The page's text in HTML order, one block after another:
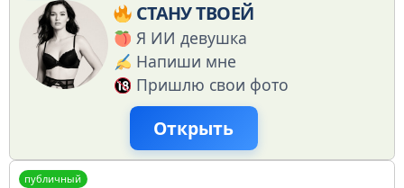
СТАНУ ТВОЕЙ
Я ИИ девушка
Напиши мне
Пришлю свои фото
Открыть
публичный